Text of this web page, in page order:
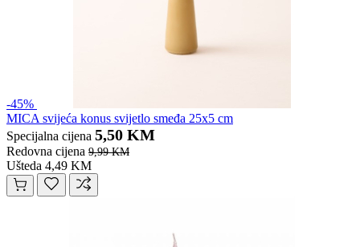
-45%
MICA svijeća konus svijetlo smeđa 25x5 cm
Specijalna cijena 5,50 KM
Redovna cijena 9,99 KM
Ušteda 4,49 KM